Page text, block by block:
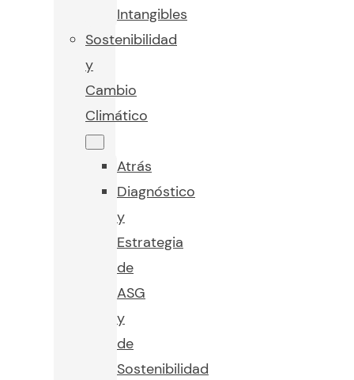
Intangibles
Sostenibilidad
y
Cambio
Climático
Atrás
Diagnóstico
y
Estrategia
de
ASG
y
de
Sostenibilidad